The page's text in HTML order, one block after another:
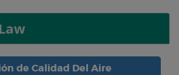
de Calidad Del Aire